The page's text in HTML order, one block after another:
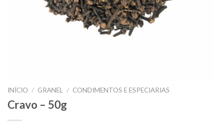
INÍCIO / GRANEL / CONDIMENTOS E ESPECIARIAS
Cravo – 50g